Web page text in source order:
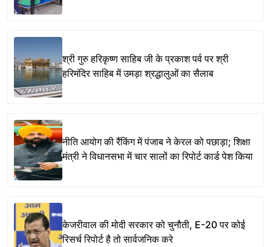
श्री गुरु हरिकृष्ण साहिब जी के प्रकाश पर्व पर श्री
हरिमंदिर साहिब में उमड़ा श्रद्धालुओं का सैलाब
नीति आयोग की रैंकिंग में पंजाब ने केरल को पछाड़ा; शिक्षा
मंत्री ने विधानसभा में चार सालों का रिपोर्ट कार्ड पेश किया
केजरीवाल की मोदी सरकार को चुनौती, E-20 पर कोई
रिसर्च रिपोर्ट है तो सार्वजनिक करे